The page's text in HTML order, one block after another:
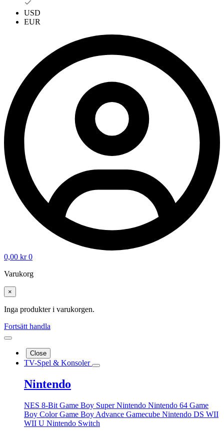
USD
EUR
0,00 kr 0
Varukorg
×
Inga produkter i varukorgen.
Fortsätt handla
Close
TV-Spel & Konsoler
Nintendo
NES 8-Bit Game Boy Super Nintendo Nintendo 64 Game
Boy ColorGame Boy Advance Gamecube Nintendo DS WII
WII U Nintendo Switch